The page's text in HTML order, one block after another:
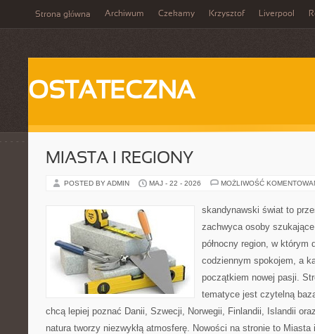
Strona główna Archiwum Czekamy Krzysztof Liverpool
OSTATECZNA
MIASTA I REGIONY
POSTED BY ADMIN MAJ - 22 - 2026 MOŻLIWOŚĆ
skandynawski świat to
zachwyca osoby
północny region, w
codziennym spokojem, a
początkiem nowej pasji.
tematyce jest czytelną
chcą lepiej poznać Danii, Szwecji, Norwegii, Finlandii, Islandii
natura tworzy niezwykłą atmosferę. Nowości na stronie to